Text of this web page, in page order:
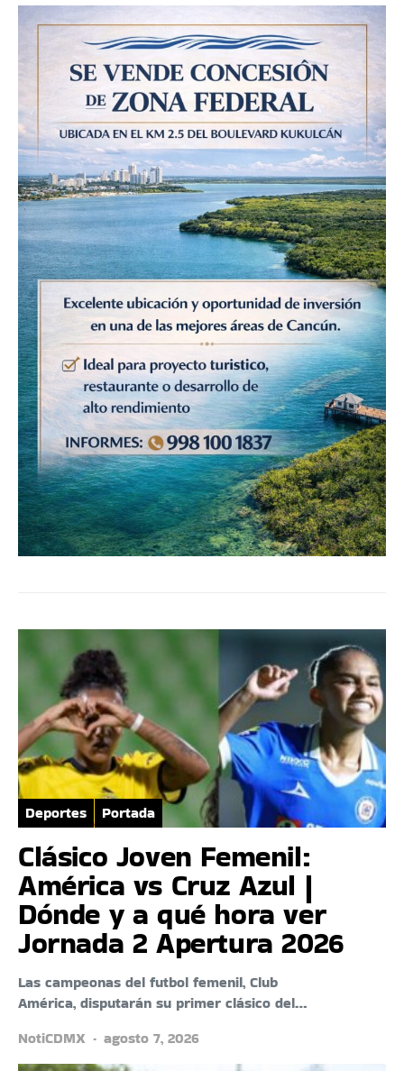
Deportes Portada
Clásico Joven Femenil:
América vs Cruz Azul |
Dónde y a qué hora ver
Jornada 2 Apertura 2026
Las campeonas del futbol femenil, Club
América, disputarán su primer clásico del…
NotiCDMX
agosto 7, 2026